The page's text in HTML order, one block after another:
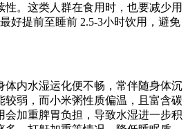
性。这类人群在食用时，也要减少用
好提前至睡前 2.5-3小时饮用，避免
体内水湿运化便不畅，常伴随身体沉
较弱，而小米粥性质偏温，且富含碳
会加重脾胃负担，导致水湿进一步积